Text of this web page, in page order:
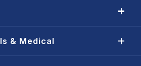
& Medical